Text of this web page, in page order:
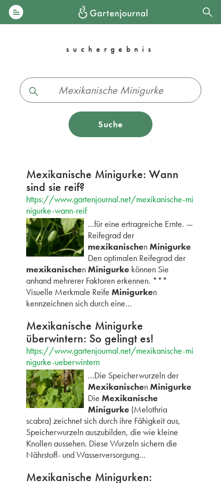
suchergebnis
Suche
Mexikanische Minigurke: Wann
sind sie reif?
https://www.gartenjournal.net/mexikanische-mi
nigurke-wann-reif
…für eine ertragreiche Ernte. —
Reifegrad der
mexikanischenMinigurke
Den optimalen Reifegrad der
mexikanischenMinigurkekönnen Sie
anhand mehrerer Faktoren erkennen. ***
Visuelle Merkmale Reife Minigurken
kennzeichnen sich durch eine…
Mexikanische Minigurke
überwintern: So gelingt es!
https://www.gartenjournal.net/mexikanische-mi
nigurke-ueberwintern
…Die Speicherwurzeln der
MexikanischenMinigurke
Die Mexikanische
Minigurke(Melothria
scabra) zeichnet sich durch ihre Fähigkeit aus,
Speicherwurzeln auszubilden, die wie kleine
Knollen aussehen. Diese Wurzeln sichern die
Nährstoff- und Wasserversorgung…
Mexikanische Minigurken: